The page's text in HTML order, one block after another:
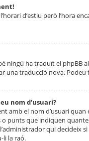
d’estiu però l’hora
ningú ha traduït el
una traducció nova.
nom d’usuari?
amb el nom d’usuari
punts que indiquen
qui
li la raó.